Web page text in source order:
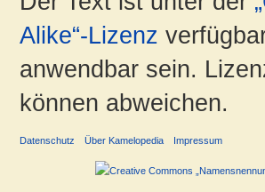
Alike“-Lizenz
anwendbar sein.
können abweichen.
Datenschutz Über Kamelopedia Impressum